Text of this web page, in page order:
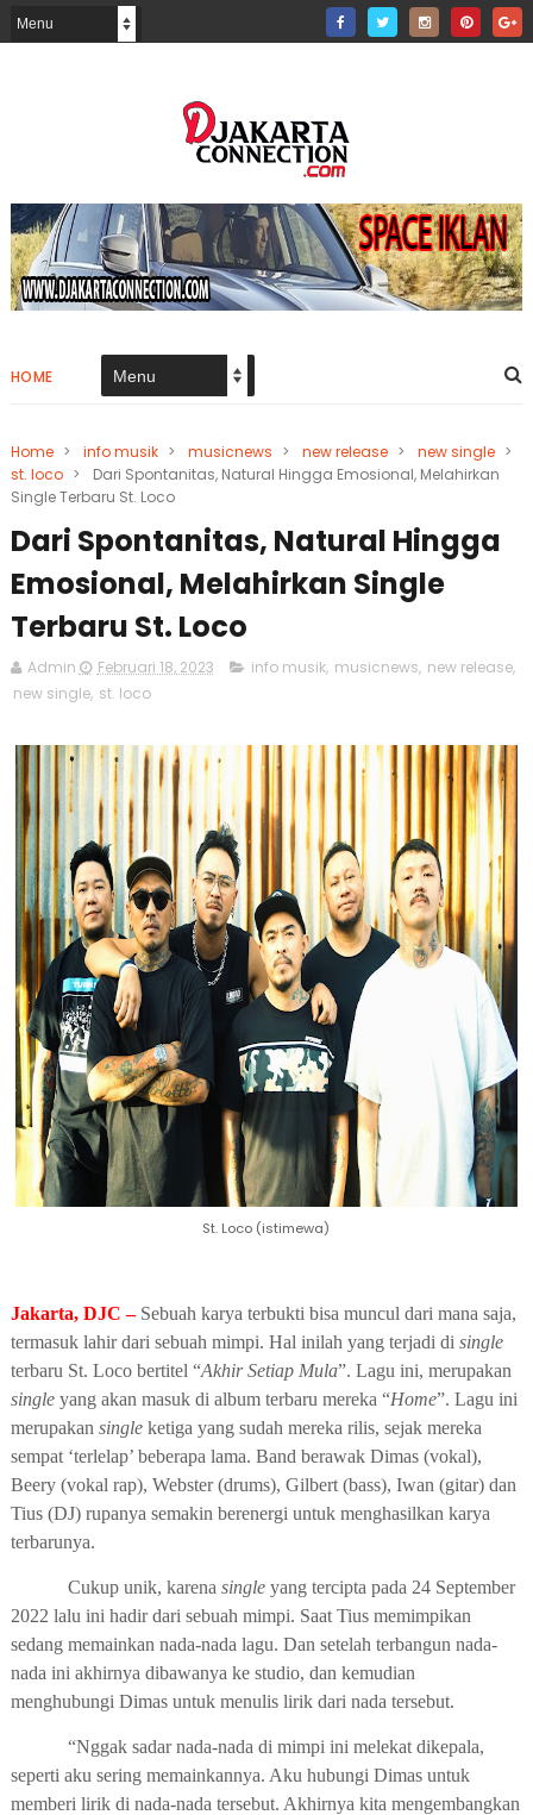
HOME
Home > info musik > musicnews > new release > new single >
st. loco >
Dari Spontanitas, Natural Hingga Emosional, Melahirkan
Single Terbaru St. Loco
Dari Spontanitas, Natural Hingga
Emosional, Melahirkan Single
Terbaru St. Loco
Admin Februari 18, 2023 info musik, musicnews, new release,
new single, st. loco
St. Loco (istimewa)
Jakarta, DJC – Sebuah karya terbukti bisa muncul dari mana saja,
termasuk lahir dari sebuah mimpi. Hal inilah yang terjadi di single
terbaru St. Loco bertitel “Akhir Setiap Mula”. Lagu ini, merupakan
singleyang akan masuk di album terbaru mereka “Home”. Lagu ini
merupakan singleketiga yang sudah mereka rilis, sejak mereka
sempat ‘terlelap’ beberapa lama. Band berawak Dimas (vokal),
Beery (vokal rap), Webster (drums), Gilbert (bass), Iwan (gitar) dan
Tius (DJ)rupanya semakin berenergi untuk menghasilkan karya
terbarunya.
Cukup unik, karena singleyang tercipta pada 24 September
2022 lalu ini hadir dari sebuah mimpi. Saat Tius memimpikan
sedang memainkan nada-nada lagu. Dan setelah terbangun nada-
nada ini akhirnya dibawanya ke studio, dan kemudian
menghubungi Dimas untuk menulis lirik dari nada tersebut.
“Nggak sadar nada-nada di mimpi ini melekat dikepala,
seperti aku sering memainkannya. Aku hubungi Dimas untuk
memberi lirik di nada-nada tersebut. Akhirnya kita mengembangkan